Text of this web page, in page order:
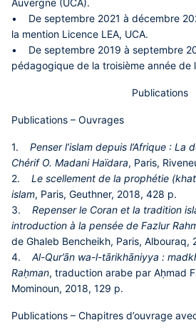
Auvergne (UCA).
• De septembre 2021 à décembre
la mention Licence LEA, UCA.
• De septembre 2019 à septembre
pédagogique de la troisième année de
Publications
Publications – Ouvrages
1. Penser l’islam depuis l’Afrique : La
Chérif O. Madani Haïdara, Paris,
2. Le scellement de la prophétie
islam, Paris, Geuthner, 2018, 428 p.
3. Repenser le Coran et la tradition
introduction à la pensée de Fazlur
de Ghaleb Bencheikh, Paris, Albouraq,
4. Al-Qur’ān wa-l-tārikhāniyya :
Raḥman, traduction arabe par Aḥmad
Mominoun, 2018, 129 p.
Publications – Chapitres d’ouvrage